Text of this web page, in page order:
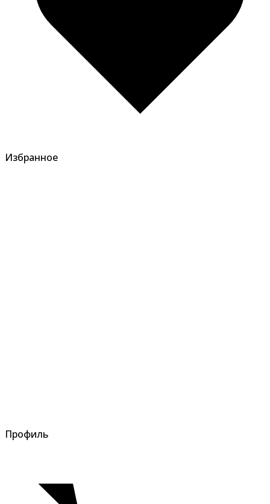
Избранное
Профиль